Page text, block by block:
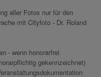
aller Fotos nur für den
mit Cityfoto - Dr. Roland
- wenn honorarfrei
gekennzeichnet)